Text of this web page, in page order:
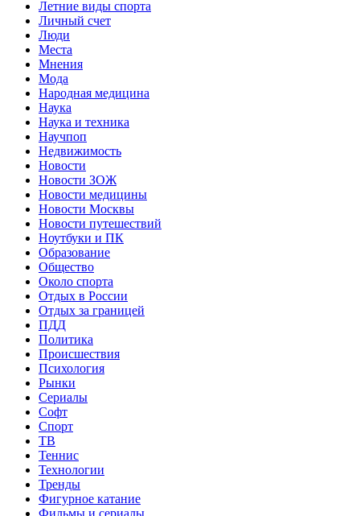
Летние виды спорта
Личный счет
Люди
Места
Мнения
Мода
Народная медицина
Наука
Наука и техника
Научпоп
Недвижимость
Новости
Новости ЗОЖ
Новости медицины
Новости Москвы
Новости путешествий
Ноутбуки и ПК
Образование
Общество
Около спорта
Отдых в России
Отдых за границей
ПДД
Политика
Происшествия
Психология
Рынки
Сериалы
Софт
Спорт
ТВ
Теннис
Технологии
Тренды
Фигурное катание
Фильмы и сериалы